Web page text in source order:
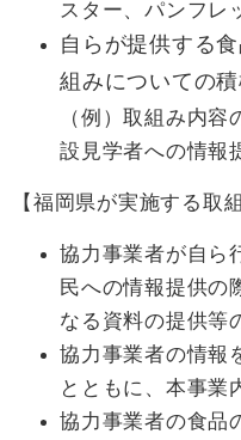
スター、パンフレ
自らが提供する
組みについての
（例）取組み内
設見学者への情報
【福岡県が実施する取
協力事業者が自ら
民への情報提供の
なる資料の提供等
協力事業者の情報
とともに、本事業
協力事業者の食品